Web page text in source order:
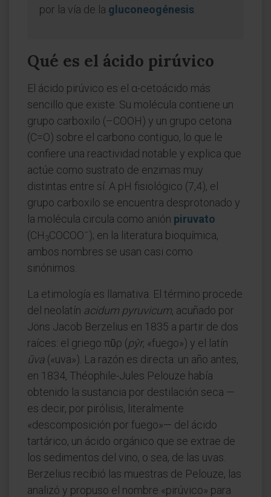
por la vía de la gluconeogénesis
Qué es el ácido pirúvico
El ácido pirúvico es el α-cetoácido más
sencillo que existe. Su molécula contiene un
grupo carboxilo (–COOH) y un grupo cetona
(C=O) sobre el carbono contiguo, lo que le
confiere una reactividad notable y explica que
actúe como sustrato de enzimas muy
distintas entre sí. A pH fisiológico (7,4), el
grupo carboxilo se encuentra desprotonado y
la molécula circula como anión piruvato
(CH3COCOO−); en la literatura bioquímica,
ambos nombres se usan casi como
sinónimos.
La etimología es llamativa. El término procede
del neolatín acidum pyruvicum, acuñado por
Jöns Jacob Berzelius en 1835 a partir de dos
raíces: el griego πῦρ (pŷr, «fuego») y el latín
ūva («uva»). La razón es directa: un año antes,
en 1834, Théophile-Jules Pelouze había
obtenido la sustancia por destilación seca —
es decir, por pirólisis, literalmente
«descomposición por fuego»— del ácido
tartárico, un ácido orgánico que se extrae de
los sedimentos del vino, o sea, de las uvas.
Berzelius recibió las muestras de Pelouze, las
analizó y propuso el nombre «pirúvico» para